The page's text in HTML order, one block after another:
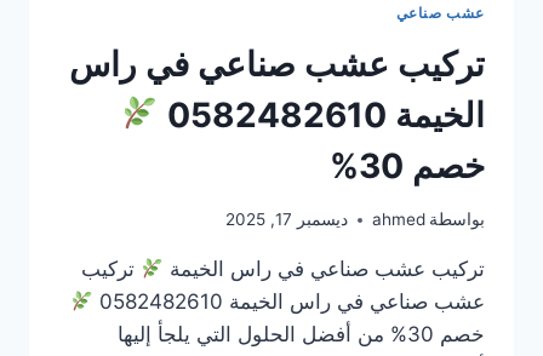
عشب صناعي
تركيب عشب صناعي في راس
الخيمة 0582482610
خصم 30%
بواسطة ahmed ديسمبر 17, 2025
تركيب عشب صناعي في راس الخيمة
تركيب
عشب صناعي في راس الخيمة 0582482610
خصم 30% من أفضل الحلول التي يلجأ إليها